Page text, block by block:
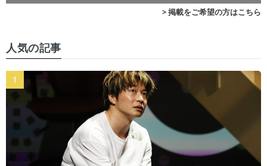
> 掲載をご希望の方はこちら
人気の記事